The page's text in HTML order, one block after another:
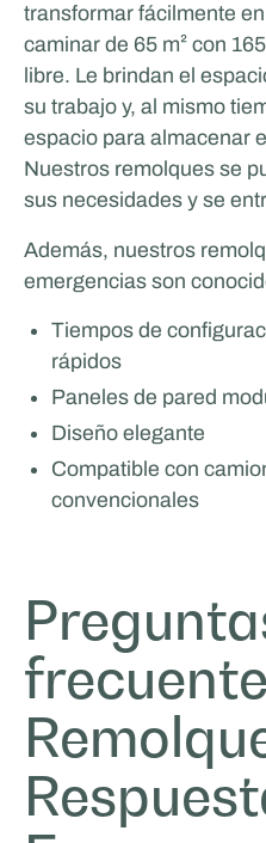
Glenn van Straalen
transformar fácilmente
caminar de 65 m² con
libre. Le brindan el
su trabajo y, al mismo
espacio para almacenar
Nuestros remolques se
sus necesidades y se
Además, nuestros
emergencias son
Tiempos de
rápidos
Paneles de pared
Diseño elegante
Compatible con
convencionales